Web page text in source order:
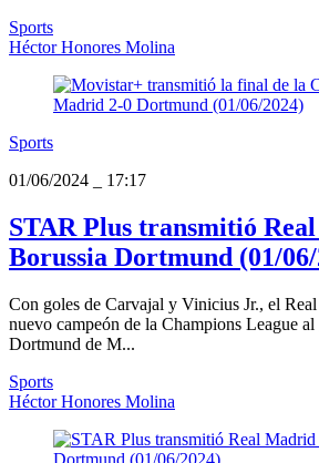
Sports
Héctor Honores Molina
Sports
01/06/2024
17:17
STAR Plus transmitió
Borussia Dortmund (01/06/
Con goles de Carvajal y Vinicius Jr., el
nuevo campeón de la Champions League
Dortmund de M...
Sports
Héctor Honores Molina